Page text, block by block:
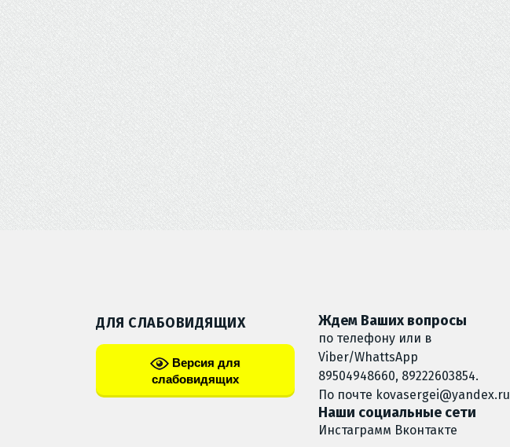
ДЛЯ СЛАБОВИДЯЩИХ
Версия для
слабовидящих
Ждем Ваших вопросы
по телефону или в
Viber/WhattsApp
89504948660, 89222603854.
По почте kovasergei@yandex.ru
Наши социальные сети
Инстаграмм Вконтакте